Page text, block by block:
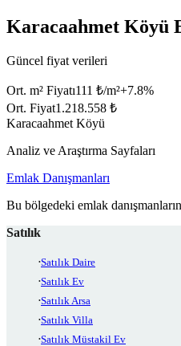
Karacaahmet Köyü
Güncel fiyat verileri
Ort. m² Fiyatı111 ₺/m²+7.8%
Ort. Fiyat1.218.558 ₺
Karacaahmet Köyü
Analiz ve Araştırma Sayfaları
Emlak Danışmanları
Bu bölgedeki emlak
Satılık
Satılık Daire
Satılık Ev
Satılık Arsa
Satılık Villa
Satılık Müstakil Ev